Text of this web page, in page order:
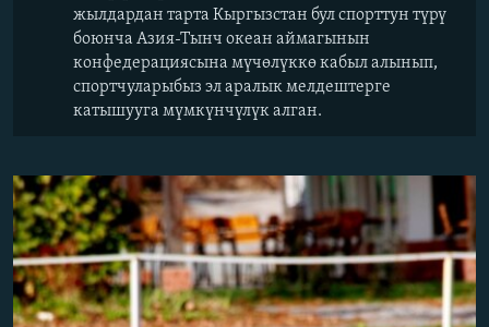
жылдардан тарта Кыргызстан бул спорттун түрү
боюнча Азия-Тынч океан аймагынын
конфедерациясына мүчөлүккө кабыл алынып,
спортчуларыбыз эл аралык мелдештерге
катышууга мүмкүнчүлүк алган.